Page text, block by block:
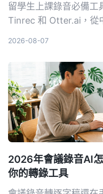
留學生上課錄音必備工
Tinrec 和 Otter.ai，從
2026-08-07
2026年會議錄音AI
你的轉錄工具